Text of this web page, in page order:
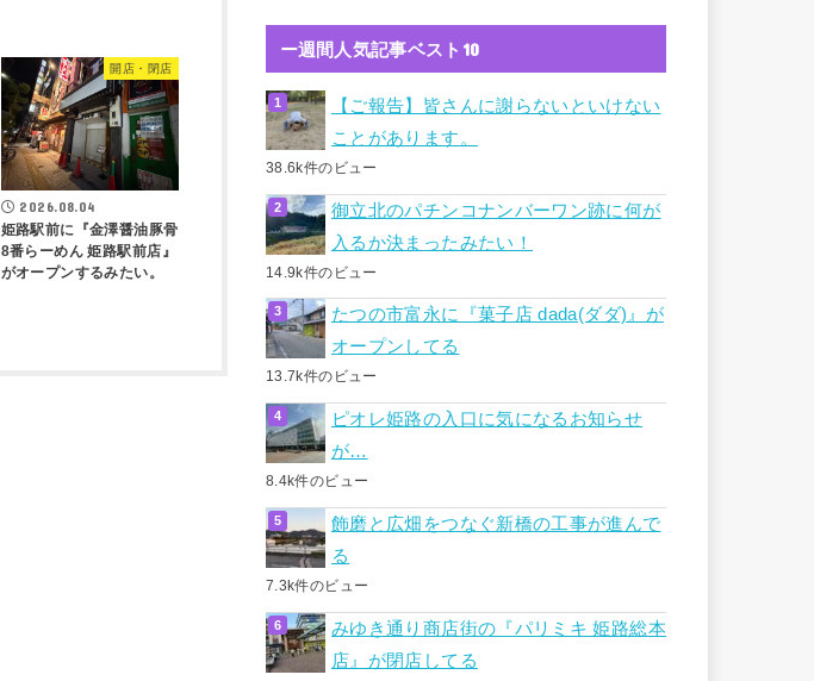
開店・閉店
2026.08.04
姫路駅前に『金澤醤油豚骨
8番らーめん 姫路駅前店』
がオープンするみたい。
ー週間人気記事ベスト10
【ご報告】皆さんに謝らないといけない
ことがあります。
38.6k件のビュー
御立北のパチンコナンバーワン跡に何が
入るか決まったみたい！
14.9k件のビュー
たつの市富永に『菓子店 dada(ダダ)』が
オープンしてる
13.7k件のビュー
ピオレ姫路の入口に気になるお知らせ
が…
8.4k件のビュー
飾磨と広畑をつなぐ新橋の工事が進んで
る
7.3k件のビュー
みゆき通り商店街の『パリミキ 姫路総本
店』が閉店してる